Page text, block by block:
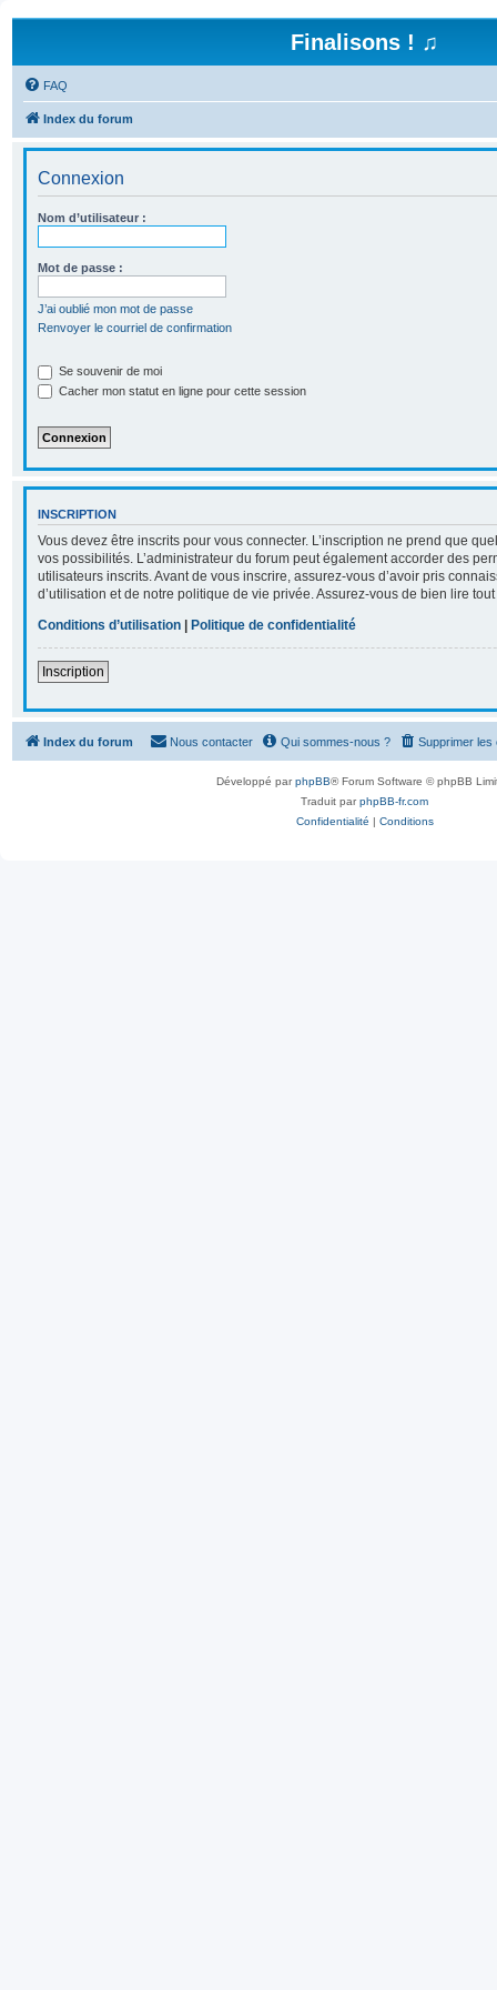
Finalisons ! ♫
FAQ
Index du forum
Connexion
Nom d’utilisateur :
Mot de passe :
J’ai oublié mon mot de passe
Renvoyer le courriel de confirmation
Se souvenir de moi
Cacher mon statut en ligne pour cette session
INSCRIPTION
Vous devez être inscrits pour vous connecter. L’inscription ne prend que
vos possibilités. L’administrateur du forum peut également accorder des
utilisateurs inscrits. Avant de vous inscrire, assurez-vous d’avoir pris
d’utilisation et de notre politique de vie privée. Assurez-vous de bien lire
Conditions d’utilisation | Politique de confidentialité
Inscription
Index du forum Supprimer les
Qui sommes-nous ?
Nous contacter
Développé parphpBB® Forum Software © phpBB
Traduit parphpBB-fr.com
Confidentialité | Conditions